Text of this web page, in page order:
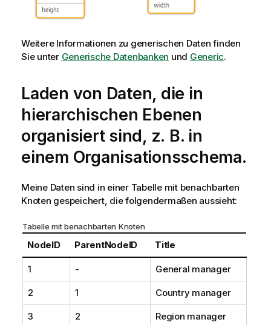
Weitere Informationen zu generischen Daten finden
Sie unter Generische Datenbanken und Generic.
Laden von Daten, die in
hierarchischen Ebenen
organisiert sind, z. B. in
einem Organisationsschema.
Meine Daten sind in einer Tabelle mit benachbarten
Knoten gespeichert, die folgendermaßen aussieht:
Tabelle mit benachbarten Knoten
NodeID ParentNodeID Title
1 - General manager
2 1 Country manager
3 2 Region manager